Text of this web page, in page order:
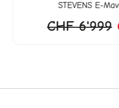
STEVENSE-
CHF6'999